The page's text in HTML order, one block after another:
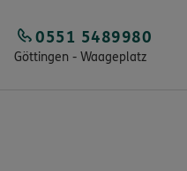
Göttingen - Waageplatz
0551 5489980